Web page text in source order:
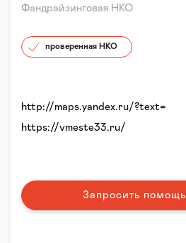
Фандрайзинговая НКО
проверенная НКО
http://maps.yandex.ru/?text=
https://vmeste33.ru/
Запросить помощь